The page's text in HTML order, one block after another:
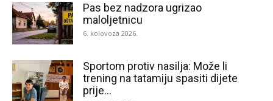
Pas bez nadzora ugrizao
maloljetnicu
6. kolovoza 2026.
Sportom protiv nasilja: Može li
trening na tatamiju spasiti dijete
prije...